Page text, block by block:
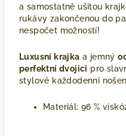
a samostatně ušitou
rukávy zakončenou do
nespočet možností!
Luxusní krajka a jemný
perfektní dvojici pro
stylové každodenní
Materiál: 96 %